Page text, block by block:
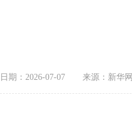
日期：2026-07-07 来源：新华网